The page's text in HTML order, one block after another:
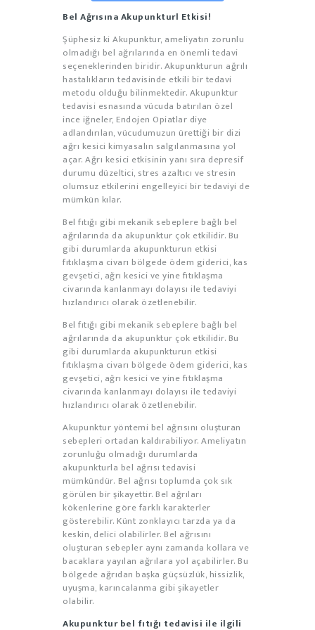
Bel Ağrısına Akupunkturl Etkisi!
Şüphesiz ki Akupunktur, ameliyatın zorunlu
olmadığı bel ağrılarında en önemli tedavi
seçeneklerinden biridir. Akupunkturun ağrılı
hastalıkların tedavisinde etkili bir tedavi
metodu olduğu bilinmektedir. Akupunktur
tedavisi esnasında vücuda batırılan özel
ince iğneler, Endojen Opiatlar diye
adlandırılan, vücudumuzun ürettiği bir dizi
ağrı kesici kimyasalın salgılanmasına yol
açar. Ağrı kesici etkisinin yanı sıra depresif
durumu düzeltici, stres azaltıcı ve stresin
olumsuz etkilerini engelleyici bir tedaviyi de
mümkün kılar.
Bel fıtığı gibi mekanik sebeplere bağlı bel
ağrılarında da akupunktur çok etkilidir. Bu
gibi durumlarda akupunkturun etkisi
fıtıklaşma civarı bölgede ödem giderici, kas
gevşetici, ağrı kesici ve yine fıtıklaşma
civarında kanlanmayı dolayısı ile tedaviyi
hızlandırıcı olarak özetlenebilir.
Bel fıtığı gibi mekanik sebeplere bağlı bel
ağrılarında da akupunktur çok etkilidir. Bu
gibi durumlarda akupunkturun etkisi
fıtıklaşma civarı bölgede ödem giderici, kas
gevşetici, ağrı kesici ve yine fıtıklaşma
civarında kanlanmayı dolayısı ile tedaviyi
hızlandırıcı olarak özetlenebilir.
Akupunktur yöntemi bel ağrısını oluşturan
sebepleri ortadan kaldırabiliyor. Ameliyatın
zorunluğu olmadığı durumlarda
akupunkturla bel ağrısı tedavisi
mümkündür. Bel ağrısı toplumda çok sık
görülen bir şikayettir. Bel ağrıları
kökenlerine göre farklı karakterler
gösterebilir. Künt zonklayıcı tarzda ya da
keskin, delici olabilirler. Bel ağrısını
oluşturan sebepler aynı zamanda kollara ve
bacaklara yayılan ağrılara yol açabilirler. Bu
bölgede ağrıdan başka güçsüzlük, hissizlik,
uyuşma, karıncalanma gibi şikayetler
olabilir.
Akupunktur bel fıtığı tedavisi ile ilgili